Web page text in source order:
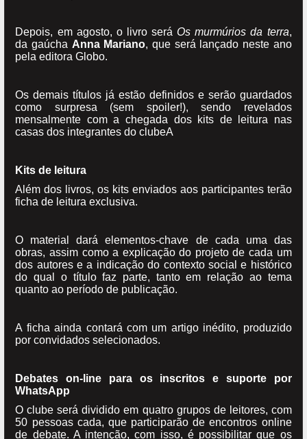
Depois, em agosto, o livro será Os murmúrios da terra,
da gaúcha Anna Mariano, que será lançado neste ano
pela editora Globo.
Os demais títulos já estão definidos e serão guardados
como surpresa (sem spoiler!), sendo revelados
mensalmente com a chegada dos kits de leitura nas
casas dos integrantes do clubeA
Kits de leitura
Além dos livros, os kits enviados aos participantes terão
ficha de leitura exclusiva.
O material dará elementos-chave de cada uma das
obras, assim como a explicação do projeto de cada um
dos autores e a indicação do contexto social e histórico
do qual o título faz parte, tanto em relação ao tema
quanto ao período de publicação.
A ficha ainda contará com um artigo inédito, produzido
por convidados selecionados.
Debates on-line para os inscritos e suporte por
WhatsApp
O clube será dividido em quatro grupos de leitores, com
50 pessoas cada, que participarão de encontros online
de debate. A intenção, com isso, é possibilitar que os